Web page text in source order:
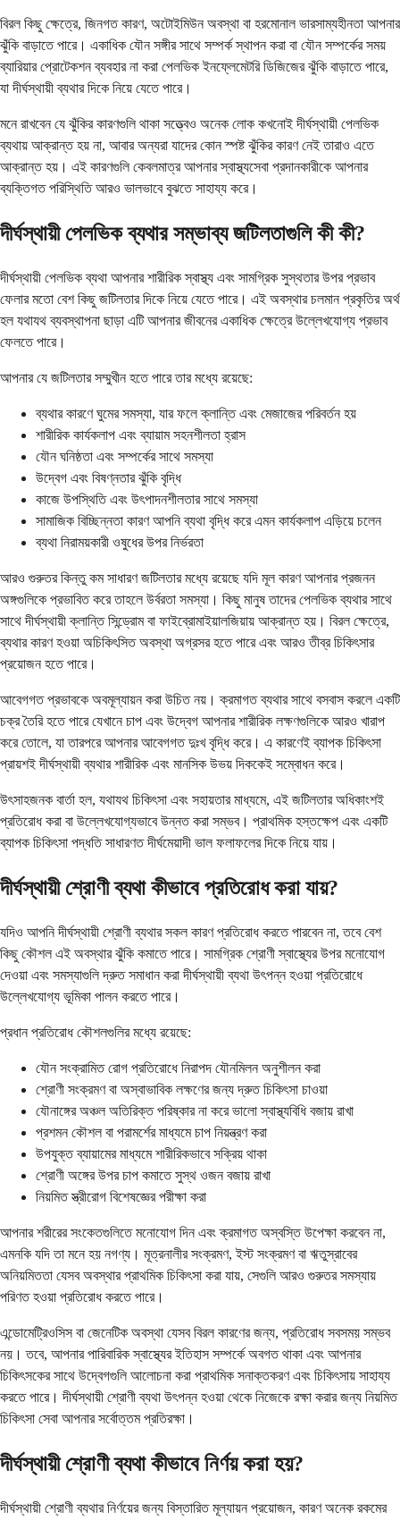
বিরল কিছু ক্ষেত্রে, জিনগত কারণ, অটোইমিউন অবস্থা বা হরমোনাল ভারসাম্যহীনতা আপনার
ঝুঁকি বাড়াতে পারে। একাধিক যৌন সঙ্গীর সাথে সম্পর্ক স্থাপন করা বা যৌন সম্পর্কের সময়
ব্যারিয়ার প্রোটেকশন ব্যবহার না করা পেলভিক ইনফ্লেমেটরি ডিজিজের ঝুঁকি বাড়াতে পারে,
যা দীর্ঘস্থায়ী ব্যথার দিকে নিয়ে যেতে পারে।
মনে রাখবেন যে ঝুঁকির কারণগুলি থাকা সত্ত্বেও অনেক লোক কখনোই দীর্ঘস্থায়ী পেলভিক
ব্যথায় আক্রান্ত হয় না, আবার অন্যরা যাদের কোন স্পষ্ট ঝুঁকির কারণ নেই তারাও এতে
আক্রান্ত হয়। এই কারণগুলি কেবলমাত্র আপনার স্বাস্থ্যসেবা প্রদানকারীকে আপনার
ব্যক্তিগত পরিস্থিতি আরও ভালভাবে বুঝতে সাহায্য করে।
দীর্ঘস্থায়ী পেলভিক ব্যথার সম্ভাব্য জটিলতাগুলি কী কী?
দীর্ঘস্থায়ী পেলভিক ব্যথা আপনার শারীরিক স্বাস্থ্য এবং সামগ্রিক সুস্থতার উপর প্রভাব
ফেলার মতো বেশ কিছু জটিলতার দিকে নিয়ে যেতে পারে। এই অবস্থার চলমান প্রকৃতির অর্থ
হল যথাযথ ব্যবস্থাপনা ছাড়া এটি আপনার জীবনের একাধিক ক্ষেত্রে উল্লেখযোগ্য প্রভাব
ফেলতে পারে।
আপনার যে জটিলতার সম্মুখীন হতে পারে তার মধ্যে রয়েছে:
ব্যথার কারণে ঘুমের সমস্যা, যার ফলে ক্লান্তি এবং মেজাজের পরিবর্তন হয়
শারীরিক কার্যকলাপ এবং ব্যায়াম সহনশীলতা হ্রাস
যৌন ঘনিষ্ঠতা এবং সম্পর্কের সাথে সমস্যা
উদ্বেগ এবং বিষণ্নতার ঝুঁকি বৃদ্ধি
কাজে উপস্থিতি এবং উৎপাদনশীলতার সাথে সমস্যা
সামাজিক বিচ্ছিন্নতা কারণ আপনি ব্যথা বৃদ্ধি করে এমন কার্যকলাপ এড়িয়ে চলেন
ব্যথা নিরাময়কারী ওষুধের উপর নির্ভরতা
আরও গুরুতর কিন্তু কম সাধারণ জটিলতার মধ্যে রয়েছে যদি মূল কারণ আপনার প্রজনন
অঙ্গগুলিকে প্রভাবিত করে তাহলে উর্বরতা সমস্যা। কিছু মানুষ তাদের পেলভিক ব্যথার সাথে
সাথে দীর্ঘস্থায়ী ক্লান্তি সিন্ড্রোম বা ফাইব্রোমাইয়ালজিয়ায় আক্রান্ত হয়। বিরল ক্ষেত্রে,
ব্যথার কারণ হওয়া অচিকিৎসিত অবস্থা অগ্রসর হতে পারে এবং আরও তীব্র চিকিৎসার
প্রয়োজন হতে পারে।
আবেগগত প্রভাবকে অবমূল্যায়ন করা উচিত নয়। ক্রমাগত ব্যথার সাথে বসবাস করলে একটি
চক্র তৈরি হতে পারে যেখানে চাপ এবং উদ্বেগ আপনার শারীরিক লক্ষণগুলিকে আরও খারাপ
করে তোলে, যা তারপরে আপনার আবেগগত দুঃখ বৃদ্ধি করে। এ কারণেই ব্যাপক চিকিৎসা
প্রায়শই দীর্ঘস্থায়ী ব্যথার শারীরিক এবং মানসিক উভয় দিককেই সম্বোধন করে।
উৎসাহজনক বার্তা হল, যথাযথ চিকিৎসা এবং সহায়তার মাধ্যমে, এই জটিলতার অধিকাংশই
প্রতিরোধ করা বা উল্লেখযোগ্যভাবে উন্নত করা সম্ভব। প্রাথমিক হস্তক্ষেপ এবং একটি
ব্যাপক চিকিৎসা পদ্ধতি সাধারণত দীর্ঘমেয়াদী ভাল ফলাফলের দিকে নিয়ে যায়।
দীর্ঘস্থায়ী শ্রোণী ব্যথা কীভাবে প্রতিরোধ করা যায়?
যদিও আপনি দীর্ঘস্থায়ী শ্রোণী ব্যথার সকল কারণ প্রতিরোধ করতে পারবেন না, তবে বেশ
কিছু কৌশল এই অবস্থার ঝুঁকি কমাতে পারে। সামগ্রিক শ্রোণী স্বাস্থ্যের উপর মনোযোগ
দেওয়া এবং সমস্যাগুলি দ্রুত সমাধান করা দীর্ঘস্থায়ী ব্যথা উৎপন্ন হওয়া প্রতিরোধে
উল্লেখযোগ্য ভূমিকা পালন করতে পারে।
প্রধান প্রতিরোধ কৌশলগুলির মধ্যে রয়েছে:
যৌন সংক্রামিত রোগ প্রতিরোধে নিরাপদ যৌনমিলন অনুশীলন করা
শ্রোণী সংক্রমণ বা অস্বাভাবিক লক্ষণের জন্য দ্রুত চিকিৎসা চাওয়া
যৌনাঙ্গের অঞ্চল অতিরিক্ত পরিষ্কার না করে ভালো স্বাস্থ্যবিধি বজায় রাখা
প্রশমন কৌশল বা পরামর্শের মাধ্যমে চাপ নিয়ন্ত্রণ করা
উপযুক্ত ব্যায়ামের মাধ্যমে শারীরিকভাবে সক্রিয় থাকা
শ্রোণী অঙ্গের উপর চাপ কমাতে সুস্থ ওজন বজায় রাখা
নিয়মিত স্ত্রীরোগ বিশেষজ্ঞের পরীক্ষা করা
আপনার শরীরের সংকেতগুলিতে মনোযোগ দিন এবং ক্রমাগত অস্বস্তি উপেক্ষা করবেন না,
এমনকি যদি তা মনে হয় নগণ্য। মূত্রনালীর সংক্রমণ, ইস্ট সংক্রমণ বা ঋতুস্রাবের
অনিয়মিততা যেসব অবস্থার প্রাথমিক চিকিৎসা করা যায়, সেগুলি আরও গুরুতর সমস্যায়
পরিণত হওয়া প্রতিরোধ করতে পারে।
এন্ডোমেট্রিওসিস বা জেনেটিক অবস্থা যেসব বিরল কারণের জন্য, প্রতিরোধ সবসময় সম্ভব
নয়। তবে, আপনার পারিবারিক স্বাস্থ্যের ইতিহাস সম্পর্কে অবগত থাকা এবং আপনার
চিকিৎসকের সাথে উদ্বেগগুলি আলোচনা করা প্রাথমিক সনাক্তকরণ এবং চিকিৎসায় সাহায্য
করতে পারে। দীর্ঘস্থায়ী শ্রোণী ব্যথা উৎপন্ন হওয়া থেকে নিজেকে রক্ষা করার জন্য নিয়মিত
চিকিৎসা সেবা আপনার সর্বোত্তম প্রতিরক্ষা।
দীর্ঘস্থায়ী শ্রোণী ব্যথা কীভাবে নির্ণয় করা হয়?
দীর্ঘস্থায়ী শ্রোণী ব্যথার নির্ণয়ের জন্য বিস্তারিত মূল্যায়ন প্রয়োজন, কারণ অনেক রকমের